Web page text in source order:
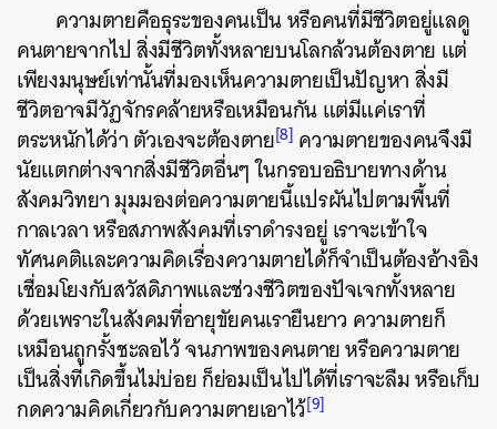
ความตายคือธุระของคนเป็น หรือคนที่มีชีวิตอยู่แลดู
คนตายจากไป สิ่งมีชีวิตทั้งหลายบนโลกล้วนต้องตาย แต่
เพียงมนุษย์เท่านั้นที่มองเห็นความตายเป็นปัญหา สิ่งมี
ชีวิตอาจมีวัฏจักรคล้ายหรือเหมือนกัน แต่มีแค่เราที่
ตระหนักได้ว่า ตัวเองจะต้องตาย[8] ความตายของคนจึงมี
นัยแตกต่างจากสิ่งมีชีวิตอื่นๆ ในกรอบอธิบายทางด้าน
สังคมวิทยา มุมมองต่อความตายนี้แปรผันไปตามพื้นที่
กาลเวลา หรือสภาพสังคมที่เราดำรงอยู่ เราจะเข้าใจ
ทัศนคติและความคิดเรื่องความตายได้ก็จำเป็นต้องอ้างอิง
เชื่อมโยงกับสวัสดิภาพและช่วงชีวิตของปัจเจกทั้งหลาย
ด้วยเพราะในสังคมที่อายุขัยคนเรายืนยาว ความตายก็
เหมือนถูกรั้งชะลอไว้ จนภาพของคนตาย หรือความตาย
เป็นสิ่งที่เกิดขึ้นไม่บ่อย ก็ย่อมเป็นไปได้ที่เราจะลืม หรือเก็บ
กดความคิดเกี่ยวกับความตายเอาไว้[9]